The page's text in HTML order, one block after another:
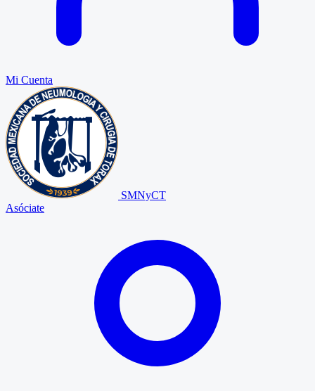
Mi Cuenta
SMNyCT
Asóciate